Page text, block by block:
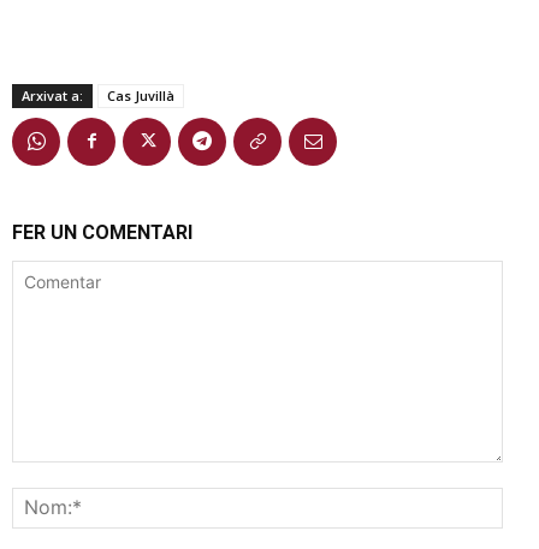
Arxivat a: Cas Juvillà
FER UN COMENTARI